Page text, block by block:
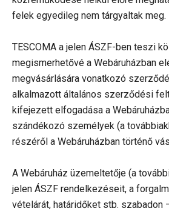
felek egyedileg nem tárgyaltak meg.
TESCOMA a jelen ÁSZF-ben teszi
megismerhetővé a Webáruházban
megvásárlására vonatkozó
alkalmazott általános szerződési
kifejezett elfogadása a
szándékozó személyek (a
részéről a Webáruházban történő
A Webáruház üzemeltetője (a
jelen ÁSZF rendelkezéseit, a
vételárát, határidőket stb. szabadon